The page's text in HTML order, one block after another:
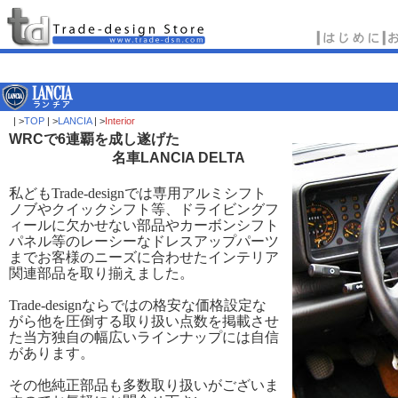
| >TOP | >LANCIA| >Interior
WRCで6連覇を成し遂げた
名車LANCIA DELTA
私どもTrade-designでは専用アルミシフト
ノブやクイックシフト等、ドライビングフ
ィールに欠かせない部品やカーボンシフト
パネル等のレーシーなドレスアップパーツ
までお客様のニーズに合わせたインテリア
関連部品を取り揃えました。
Trade-designならではの格安な価格設定な
がら他を圧倒する取り扱い点数を掲載させ
た当方独自の幅広いラインナップには自信
があります。
その他純正部品も多数取り扱いがございま